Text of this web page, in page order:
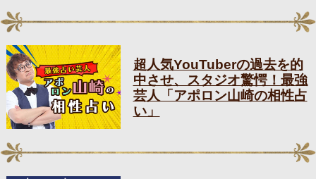
超人気YouTuberの過去を的
中させ、スタジオ驚愕！最強
芸人「アポロン山崎の相性占
い」